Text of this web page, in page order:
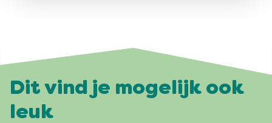
Dit vind je mogelijk ook
leuk